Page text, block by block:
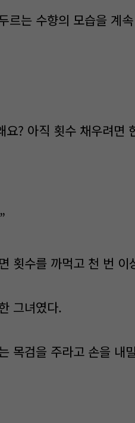
르는 수향의 모습을 계
? 아직 횟수 채우려면
횟수를 까먹고 천 번
그녀였다.
목검을 주라고 손을 내